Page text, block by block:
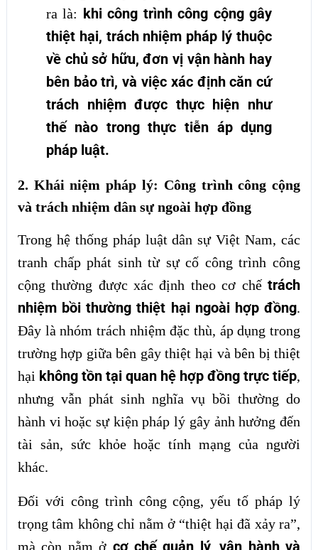
ra là:
khi công trình công cộng gây
thiệt hại, trách nhiệm pháp lý thuộc
về chủ sở hữu, đơn vị vận hành hay
bên bảo trì, và việc xác định căn cứ
trách nhiệm được thực hiện như
thế nào trong thực tiễn áp dụng
pháp luật.
2. Khái niệm pháp lý: Công trình công cộng
và trách nhiệm dân sự ngoài hợp đồng
Trong hệ thống pháp luật dân sự Việt Nam, các
tranh chấp phát sinh từ sự cố công trình công
cộng thường được xác định theo cơ chếtrách
nhiệm bồi thường thiệt hại ngoài hợp đồng.
Đây là nhóm trách nhiệm đặc thù, áp dụng trong
trường hợp giữa bên gây thiệt hại và bên bị thiệt
hại không tồn tại quan hệ hợp đồng trực tiếp,
nhưng vẫn phát sinh nghĩa vụ bồi thường do
hành vi hoặc sự kiện pháp lý gây ảnh hưởng đến
tài sản, sức khỏe hoặc tính mạng của người
khác.
Đối với công trình công cộng, yếu tố pháp lý
trọng tâm không chỉ nằm ở “thiệt hại đã xảy ra”,
mà còn nằm ở